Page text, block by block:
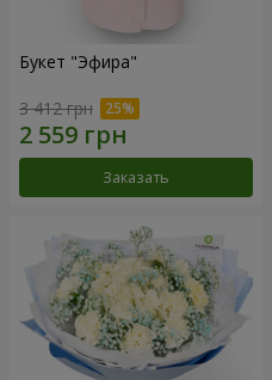
Букет "Эфира"
3 412 грн
Заказать